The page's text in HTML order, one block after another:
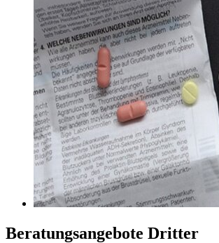
Beratungsangebote Dritter